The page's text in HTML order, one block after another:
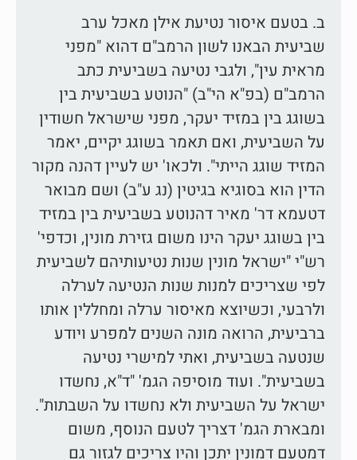
ב. בטעם איסור נטיעת אילן מאכל ערב
שביעית הבאנו לשון הרמב"ם דהוא "מפני
מראית עין", ולגבי נטיעה בשביעית כתב
הרמב"ם (בפ"א הי"ב) "הנוטע בשביעית בין
בשוגג בין במזיד יעקר, מפני שישראל חשודין
על השביעית, ואם תאמר בשוגג יקיים, יאמר
המזיד שוגג הייתי". ולכאו' יש לעיין דהנה מקור
הדין הוא בסוגיא בגיטין (נג ע"ב) ושם מבואר
דטעמא דר' מאיר דהנוטע בשביעית בין במזיד
בין בשוגג יעקר הינו משום גזירת מונין, וכדפי'
רש"י "ישראל מונין שנות נטיעותיהם לשביעית
לפי שצריכים למנות שנות הנטיעה לערלה
ולרבעי, וכשיוצא מאיסור ערלה ומחללין אותו
ברביעית, הרואה מונה השנים למפרע ויודע
שנטעה בשביעית, ואתי למישרי נטיעה
בשביעית". ועוד מוסיפה הגמ' "ד"א, נחשדו
ישראל על השביעית ולא נחשדו על השבתות".
ומבארת הגמ' דצריך לטעם הנוסף, משום
דמטעם דמונין יתכן והיו צריכים לגזור גם